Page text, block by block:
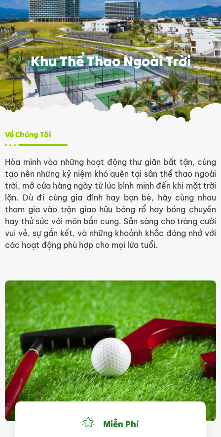
Nhảy
tới
nội
dung
Khu Thể Thao Ngoài Trời
Về Chúng Tôi
Hòa mình vòa những hoạt động thư giãn bất tận, cùng
tạo nên những kỷ niệm khó quên tại sân thể thao ngoài
trời, mở cửa hàng ngày từ lúc bình minh đến khi mặt trời
lặn. Dù đi cùng gia đình hay bạn bè, hãy cùng nhau
tham gia vào trận giao hữu bóng rổ hay bóng chuyền
hay thử sức với môn bắn cung. Sẵn sàng cho tràng cười
vui vẻ, sự gắn kết, và những khoảnh khắc đáng nhớ với
các hoạt động phù hợp cho mọi lứa tuổi.
Miễn Phí